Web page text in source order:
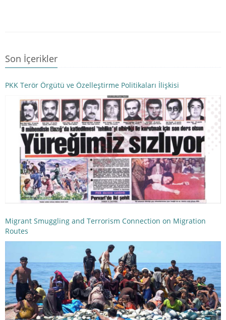
Son İçerikler
PKK Terör Örgütü ve Özelleştirme Politikaları İlişkisi
Migrant Smuggling and Terrorism Connection on Migration
Routes